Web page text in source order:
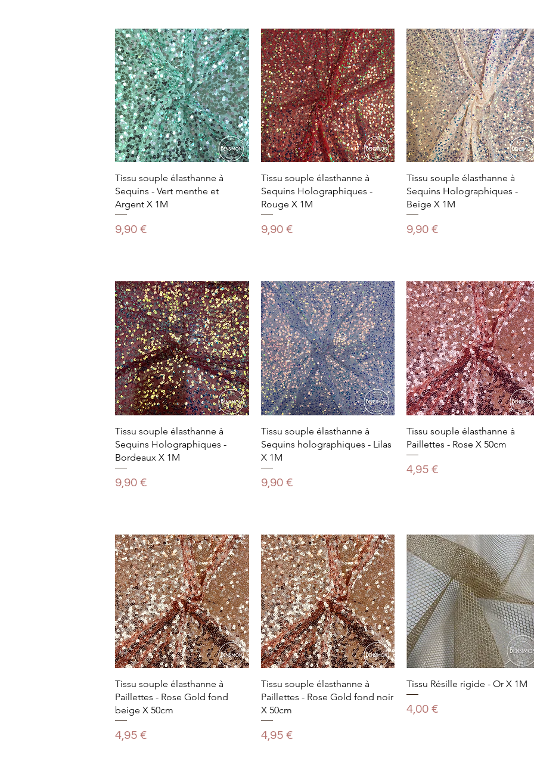
Tissu souple élasthanne à
Sequins - Vert menthe et
Argent X 1M
Prix
9,90 €
Tissu souple élasthanne à
Sequins Holographiques -
Rouge X 1M
Prix
9,90 €
Tissu souple élasthanne à
Sequins Holographiques -
Beige X 1M
Prix
9,90 €
Tissu souple élasthanne à
Sequins Holographiques -
Bordeaux X 1M
Prix
9,90 €
Tissu souple élasthanne à
Sequins holographiques - Lilas
X 1M
Prix
9,90 €
Tissu souple élasthanne à
Paillettes - Rose X 50cm
Prix
4,95 €
Tissu souple élasthanne à
Paillettes - Rose Gold fond
beige X 50cm
Prix
4,95 €
Tissu souple élasthanne à
Paillettes - Rose Gold fond noir
X 50cm
Prix
4,95 €
Tissu Résille rigide - Or X 1M
Prix
4,00 €